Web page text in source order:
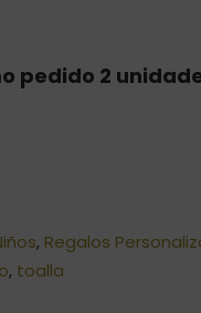
pedido 2
, Regalos
, toalla